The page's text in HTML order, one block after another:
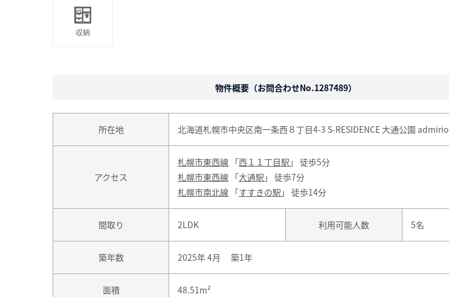
収納
物件概要（お問合わせNo.1287489）
所在地 北海道札幌市中央区南一条西８丁目4-3 S-RESIDENCE 大通公園 admirio
アクセス
札幌市東西線 「西１１丁目駅 」 徒歩5分
札幌市東西線 「大通駅 」 徒歩7分
札幌市南北線 「すすきの駅 」 徒歩14分
間取り 2LDK 利用可能人数 5名
築年数 2025年 4月 築1年
面積 48.51m²